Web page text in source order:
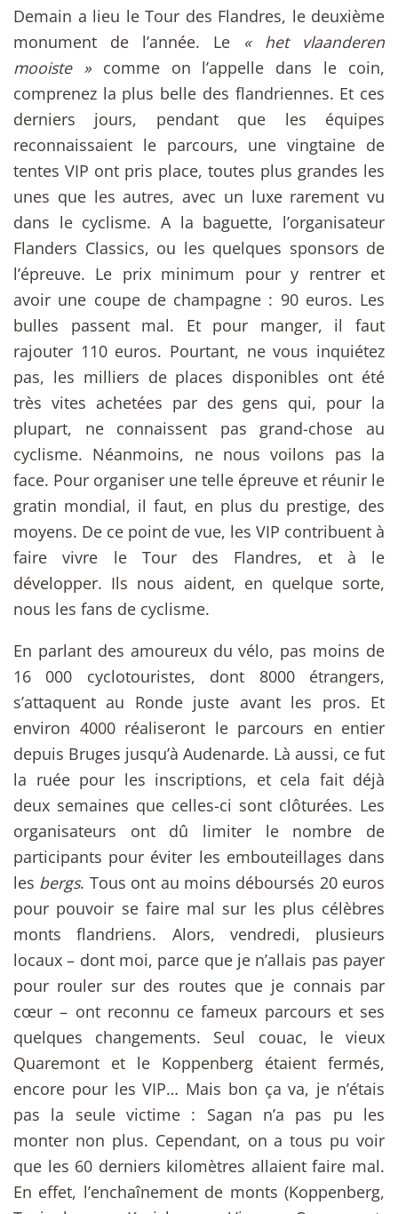
Demain a lieu le Tour des Flandres, le deuxième
monument de l’année. Le « het vlaanderen
mooiste »comme on l’appelle dans le coin,
comprenez la plus belle des flandriennes. Et ces
derniers jours, pendant que les équipes
reconnaissaient le parcours, une vingtaine de
tentes VIP ont pris place, toutes plus grandes les
unes que les autres, avec un luxe rarement vu
dans le cyclisme. A la baguette, l’organisateur
Flanders Classics, ou les quelques sponsors de
l’épreuve. Le prix minimum pour y rentrer et
avoir une coupe de champagne : 90 euros. Les
bulles passent mal. Et pour manger, il faut
rajouter 110 euros. Pourtant, ne vous inquiétez
pas, les milliers de places disponibles ont été
très vites achetées par des gens qui, pour la
plupart, ne connaissent pas grand-chose au
cyclisme. Néanmoins, ne nous voilons pas la
face. Pour organiser une telle épreuve et réunir le
gratin mondial, il faut, en plus du prestige, des
moyens. De ce point de vue, les VIP contribuent à
faire vivre le Tour des Flandres, et à le
développer. Ils nous aident, en quelque sorte,
nous les fans de cyclisme.
En parlant des amoureux du vélo, pas moins de
16 000 cyclotouristes, dont 8000 étrangers,
s’attaquent au Ronde juste avant les pros. Et
environ 4000 réaliseront le parcours en entier
depuis Bruges jusqu’à Audenarde. Là aussi, ce fut
la ruée pour les inscriptions, et cela fait déjà
deux semaines que celles-ci sont clôturées. Les
organisateurs ont dû limiter le nombre de
participants pour éviter les embouteillages dans
les bergs. Tous ont au moins déboursés 20 euros
pour pouvoir se faire mal sur les plus célèbres
monts flandriens. Alors, vendredi, plusieurs
locaux – dont moi, parce que je n’allais pas payer
pour rouler sur des routes que je connais par
cœur – ont reconnu ce fameux parcours et ses
quelques changements. Seul couac, le vieux
Quaremont et le Koppenberg étaient fermés,
encore pour les VIP… Mais bon ça va, je n’étais
pas la seule victime : Sagan n’a pas pu les
monter non plus. Cependant, on a tous pu voir
que les 60 derniers kilomètres allaient faire mal.
En effet, l’enchaînement de monts (Koppenberg,